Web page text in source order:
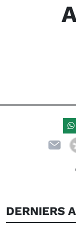
DERNIERS